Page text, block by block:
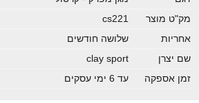
מק"ט מוצר
cs221
אחריות
שלושה חודשים
שם יצרן
clay sport
זמן אספקה
עד 6 ימי עסקים